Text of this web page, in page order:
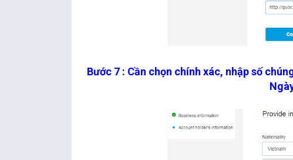
Bước 7 : Cần chọn chính xác, nhập số